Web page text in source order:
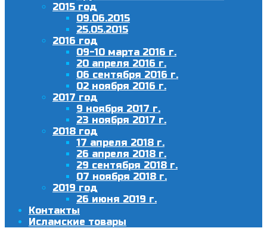
2015 год
09.06.2015
25.05.2015
2016 год
09-10 марта 2016 г.
20 апреля 2016 г.
06 сентября 2016 г.
02 ноября 2016 г.
2017 год
9 ноября 2017 г.
23 ноября 2017 г.
2018 год
17 апреля 2018 г.
26 апреля 2018 г.
29 сентября 2018 г.
07 ноября 2018 г.
2019 год
26 июня 2019 г.
Контакты
Исламские товары